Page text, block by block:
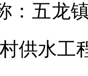
：五龙
供水工